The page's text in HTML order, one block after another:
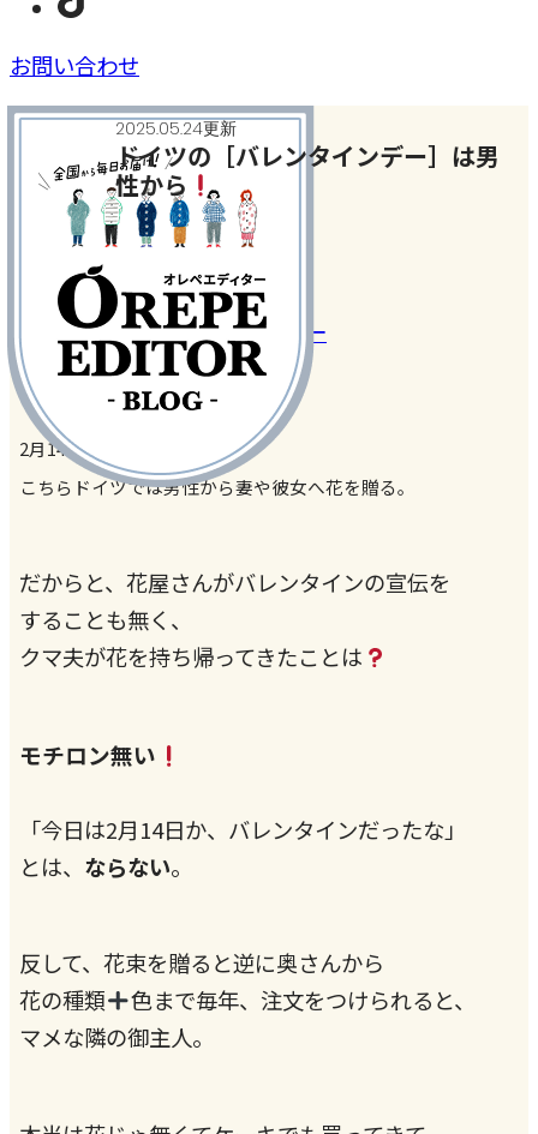
お問い合わせ
2025.05.24更新
ドイツの［バレンタインデー］は男
性から
家事・家電・暮らしの話
#カルチャー#バレンタインデー
2月14日はバレンタインデー。
こちらドイツでは男性から妻や彼女へ花を贈る。
だからと、花屋さんがバレンタインの宣伝を
することも無く、
クマ夫が花を持ち帰ってきたことは
モチロン無い
「今日は2月14日か、バレンタインだったな」
とは、 ならない。
反して、花束を贈ると逆に奥さんから
花の種類
色まで毎年、注文をつけられると、
マメな隣の御主人。